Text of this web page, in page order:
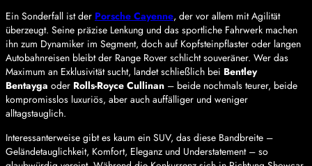
Ein Sonderfall ist der Porsche Cayenne, der vor allem mit Agilität
überzeugt. Seine präzise Lenkung und das sportliche Fahrwerk machen
ihn zum Dynamiker im Segment, doch auf Kopfsteinpflaster oder langen
Autobahnreisen bleibt der Range Rover schlicht souveräner. Wer das
Maximum an Exklusivität sucht, landet schließlich bei Bentley
Bentayga oder Rolls-Royce Cullinan – beide nochmals teurer, beide
kompromisslos luxuriös, aber auch auffälliger und weniger
alltagstauglich.
Interessanterweise gibt es kaum ein SUV, das diese Bandbreite –
Geländetauglichkeit, Komfort, Eleganz und Understatement – so